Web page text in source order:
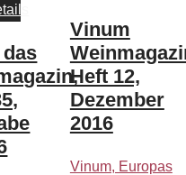
das
Vinum
Heft 12,
Dezember
2016
Vinum, Europas